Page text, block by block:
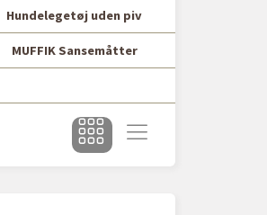
Hundelegetøj uden piv
MUFFIK Sansemåtter